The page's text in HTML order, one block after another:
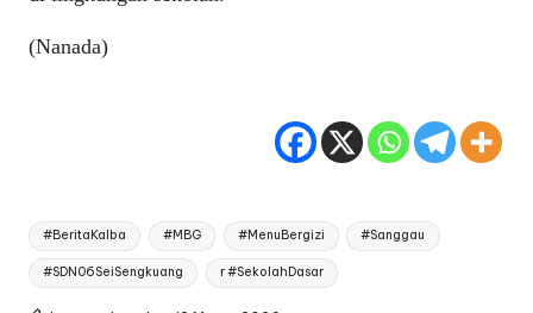
(Nanada)
Tags:
#BeritaKalba #MBG #MenuBergizi #Sanggau
#SDN06SeiSengkuang r #SekolahDasar